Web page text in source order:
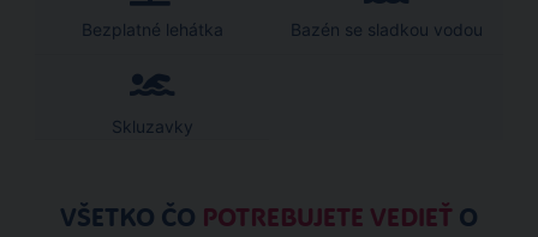
Bezplatné lehátka Bazén se sladkou vodou
Skluzavky
VŠETKO ČO POTREBUJETE VEDIEŤ O